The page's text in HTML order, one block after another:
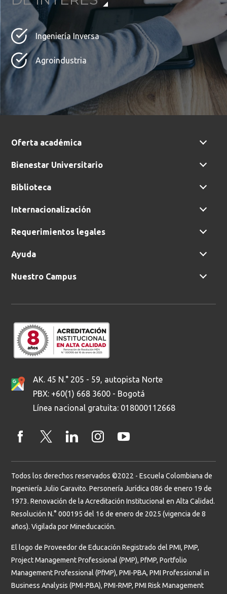
Ingeniería Inversa
Agroindustria
Oferta académica
Bienestar Universitario
Biblioteca
Internacionalización
Requerimientos legales
Ayuda
Nuestro Campus
AK. 45 N.° 205 - 59, autopista Norte
PBX: +60(1) 668 3600 - Bogotá
Línea nacional gratuita: 018000112668
Todos los derechos reservados ©2022 - Escuela Colombiana de
Ingeniería Julio Garavito. Personería Jurídica 086 de enero 19 de
1973. Renovación de la Acreditación Institucional en Alta Calidad.
Resolución N.° 000195 del 16 de enero de 2025 (vigencia de 8
años). Vigilada por Mineducación.
El logo de Proveedor de Educación Registrado del PMI, PMP,
Project Management Professional (PMP), PfMP, Portfolio
Management Professional (PfMP), PMI-PBA, PMI Professional in
Business Analysis (PMI-PBA), PMI-RMP, PMI Risk Management